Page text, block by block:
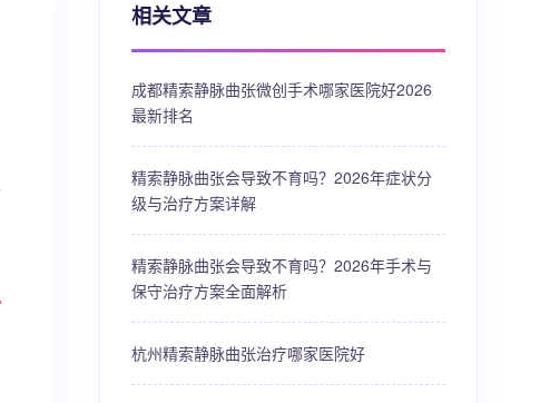
相关文章
成都精索静脉曲张微创手术哪家医院好2026
最新排名
精索静脉曲张会导致不育吗？2026年症状分
级与治疗方案详解
精索静脉曲张会导致不育吗？2026年手术与
保守治疗方案全面解析
杭州精索静脉曲张治疗哪家医院好